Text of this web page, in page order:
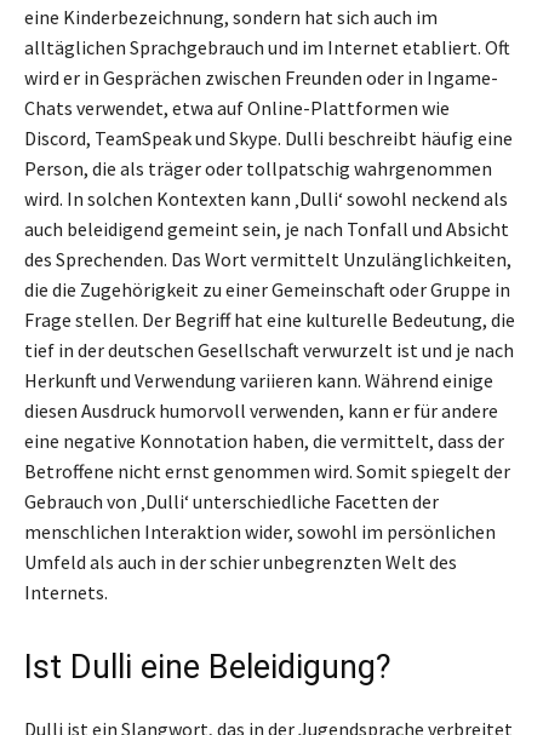
eine Kinderbezeichnung, sondern hat sich auch im
alltäglichen Sprachgebrauch und im Internet etabliert. Oft
wird er in Gesprächen zwischen Freunden oder in Ingame-
Chats verwendet, etwa auf Online-Plattformen wie
Discord, TeamSpeak und Skype. Dulli beschreibt häufig eine
Person, die als träger oder tollpatschig wahrgenommen
wird. In solchen Kontexten kann ‚Dulli‘ sowohl neckend als
auch beleidigend gemeint sein, je nach Tonfall und Absicht
des Sprechenden. Das Wort vermittelt Unzulänglichkeiten,
die die Zugehörigkeit zu einer Gemeinschaft oder Gruppe in
Frage stellen. Der Begriff hat eine kulturelle Bedeutung, die
tief in der deutschen Gesellschaft verwurzelt ist und je nach
Herkunft und Verwendung variieren kann. Während einige
diesen Ausdruck humorvoll verwenden, kann er für andere
eine negative Konnotation haben, die vermittelt, dass der
Betroffene nicht ernst genommen wird. Somit spiegelt der
Gebrauch von ‚Dulli‘ unterschiedliche Facetten der
menschlichen Interaktion wider, sowohl im persönlichen
Umfeld als auch in der schier unbegrenzten Welt des
Internets.
Ist Dulli eine Beleidigung?
Dulli ist ein Slangwort, das in der Jugendsprache verbreitet